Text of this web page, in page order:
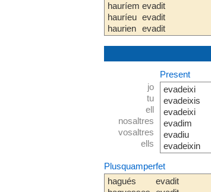
hauríem
hauríeu
haurien
evadit
evadit
evadit
jo
tu
ell
nosaltres
vosaltres
ells
Present
evadeixi
evadeixis
evadeixi
evadim
evadiu
evadeixin
Plusquamperfet
hagués
evadit